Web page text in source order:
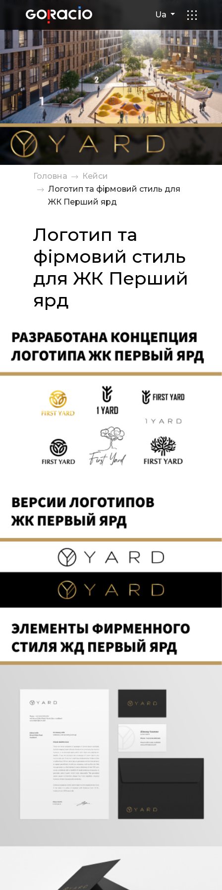
Ua
Логотип та фірмовий
Головна
Кейси
Логотип та фірмовий стиль для
ЖК Перший ярд
Логотип та
фірмовий стиль
для ЖК Перший
ярд